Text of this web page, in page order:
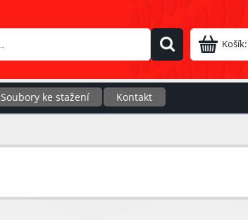
Košík:
Soubory ke stažení Kontakt